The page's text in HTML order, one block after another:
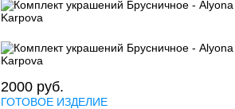
2000руб.
ГОТОВОЕ ИЗДЕЛИЕ